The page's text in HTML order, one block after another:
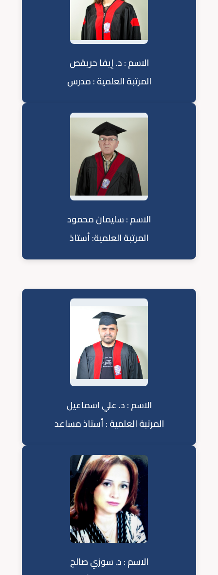
الاسم : د. إيفا حريقص
المرتبة العلمية : مدرس
الاسم : سليمان محمود
المرتبة العلمية: أستاذ
الاسم : د. علي اسماعيل
المرتبة العلمية : أستاذ مساعد
الاسم : د. سوزي صالح